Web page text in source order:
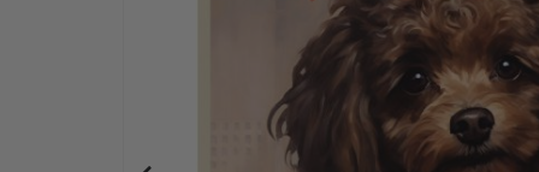
Personalisiertes Poster - Ausdrucksstarkes